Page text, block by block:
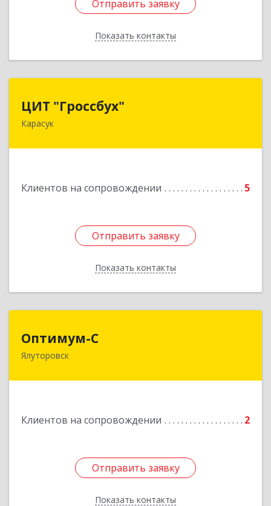
Отправить заявку
Показать контакты
Отправить заявку
Назад
ЦИТ "Гроссбух"
Карасук
Клиентов на сопровождении 5
Отправить заявку
Показать контакты
632861, Новосибирская обл, Карасукский р-н,
Отправить заявку
Назад
Оптимум-С
Ялуторовск
Клиентов на сопровождении 2
Отправить заявку
Показать контакты
Отправить заявку
Назад